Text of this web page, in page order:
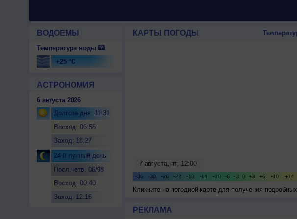
ВОДОЕМЫ
Температура воды
+25 °C
АСТРОНОМИЯ
6 августа 2026
Долгота дня: 11:31
Восход: 06:56
Заход: 18:27
24-й лунный день
Посл.четв. 06/08
Восход: 00:40
Заход: 12:16
КАРТЫ ПОГОДЫ
Кликните на погодной карте для получения
РЕКЛАМА